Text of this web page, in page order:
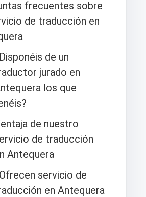
frecuentes sobre
de traducción en
de un
jurado en
los que
de nuestro
de traducción
Antequera
servicio de
en Antequera